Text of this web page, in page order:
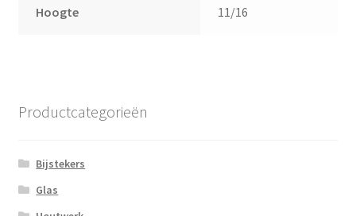
Hoogte 11/16
Productcategorieën
Bijstekers
Glas